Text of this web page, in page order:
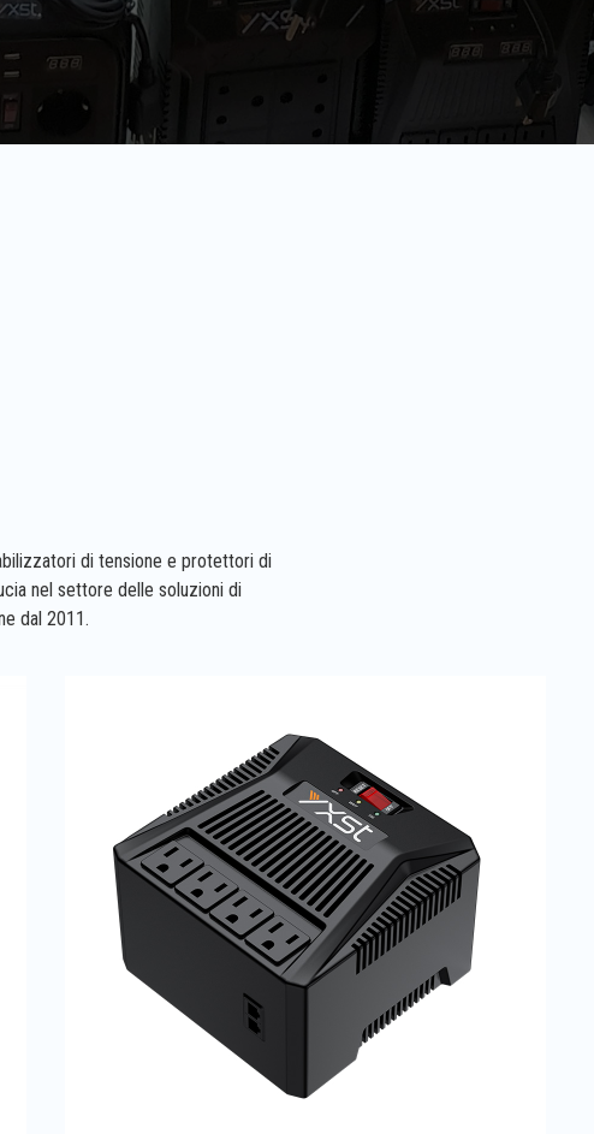
di tensione e protettori di
nel settore delle soluzioni di
dal 2011.